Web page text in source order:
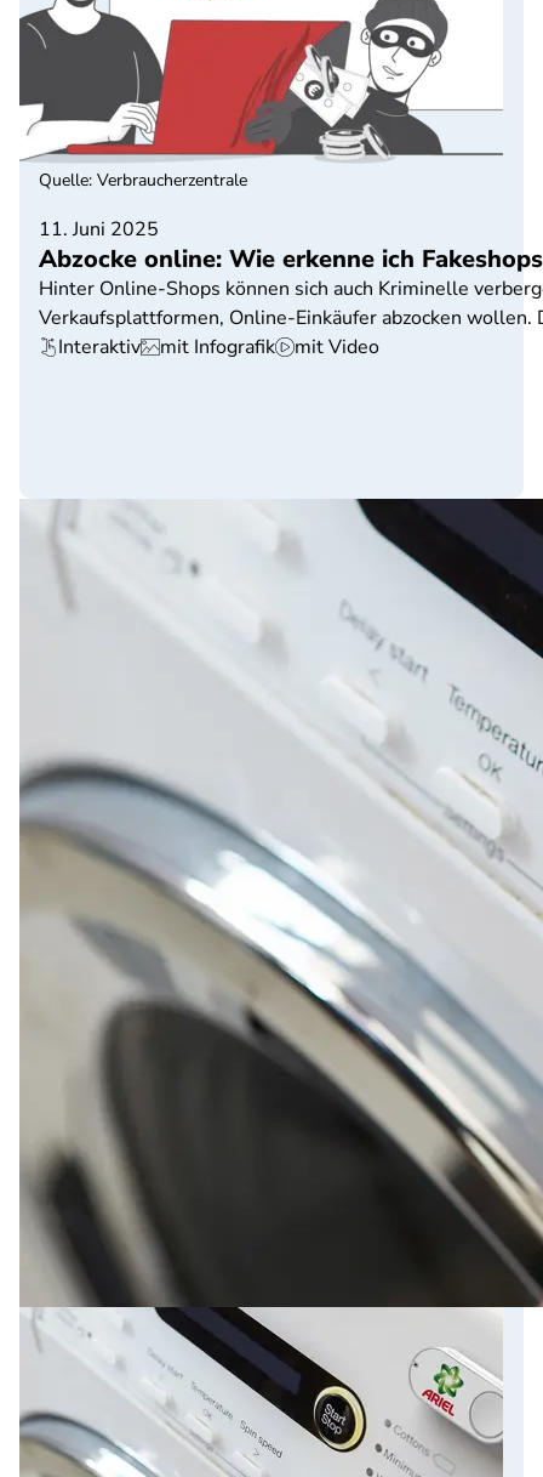
11. Juni 2025
Abzocke online: Wie erkenne ich
Hinter Online-Shops können sich auch Kriminelle
Verkaufsplattformen, Online-Einkäufer abzocken
Interaktiv
mit Infografik mit Video
Quelle: Verbraucherzentrale